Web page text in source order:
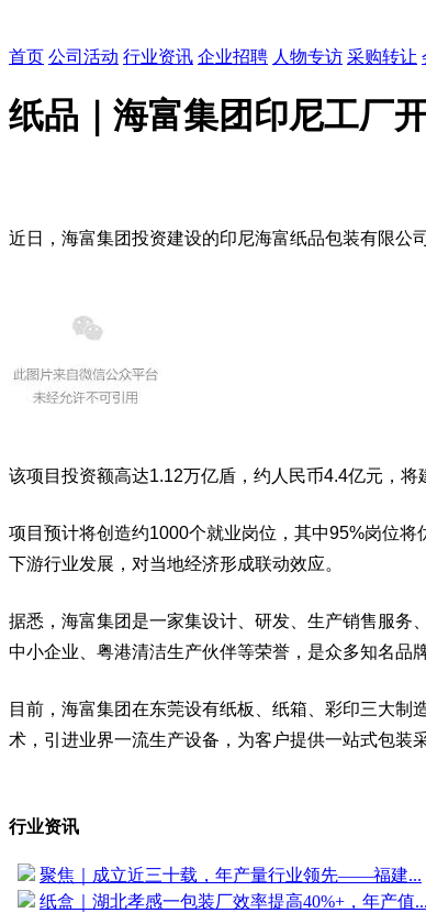
首页 公司活动 行业资讯 企业招聘 人物专访 采购转让
纸品｜海富集团印尼工厂
近日， 海富集团投资建设的印尼海富纸品包装有限公
该项目投资额高达1.12万亿盾，约人民币4.4亿元，
项目预计将创造约1000个就业岗位，其中95%岗位
下游行业发展，对当地经济形成联动效应。
据悉，海富集团是一家集设计、研发、生产销售服务
中小企业、粤港清洁生产伙伴等荣誉，是众多知名品
目前，海富集团在东莞设有纸板、纸箱、彩印三大制
术，引进业界一流生产设备，为客户提供一站式包装
行业资讯
聚焦｜成立近三十载，年产量行业领先——福建...
纸盒｜湖北孝感一包装厂效率提高40%+，年产值...